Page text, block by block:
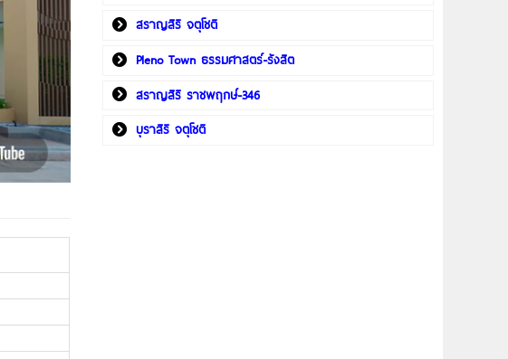
สราญสิริ จตุโชติ
Pleno Town ธรรมศาสตร์-รังสิต
สราญสิริ ราชพฤกษ์-346
บุราสิริ จตุโชติ